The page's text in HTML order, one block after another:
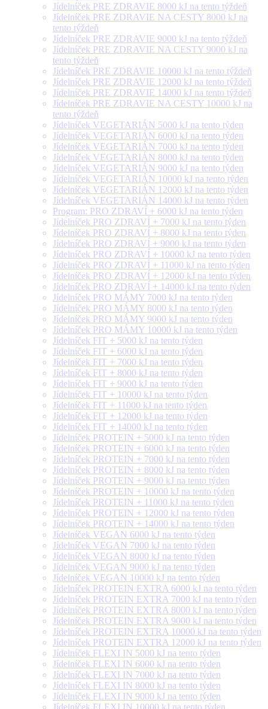
Jídelníček PRE ZDRAVIE 8000 kJ na tento týždeň
Jídelníček PRE ZDRAVIE NA CESTY 8000 kJ na
tento týždeň
Jídelníček PRE ZDRAVIE 9000 kJ na tento týždeň
Jídelníček PRE ZDRAVIE NA CESTY 9000 kJ na
tento týždeň
Jídelníček PRE ZDRAVIE 10000 kJ na tento týždeň
Jídelníček PRE ZDRAVIE 12000 kJ na tento týždeň
Jídelníček PRE ZDRAVIE 14000 kJ na tento týždeň
Jídelníček PRE ZDRAVIE NA CESTY 10000 kJ na
tento týždeň
Jídelníček VEGETARIÁN 5000 kJ na tento týden
Jídelníček VEGETARIÁN 6000 kJ na tento týden
Jídelníček VEGETARIÁN 7000 kJ na tento týden
Jídelníček VEGETARIÁN 8000 kJ na tento týden
Jídelníček VEGETARIÁN 9000 kJ na tento týden
Jídelníček VEGETARIÁN 10000 kJ na tento týden
Jídelníček VEGETARIÁN 12000 kJ na tento týden
Jídelníček VEGETARIÁN 14000 kJ na tento týden
Program: PRO ZDRAVÍ + 6000 kJ na tento týden
Jídelníček PRO ZDRAVÍ + 7000 kJ na tento týden
Jídelníček PRO ZDRAVÍ + 8000 kJ na tento týden
Jídelníček PRO ZDRAVÍ + 9000 kJ na tento týden
Jídelníček PRO ZDRAVÍ + 10000 kJ na tento týden
Jídelníček PRO ZDRAVÍ + 11000 kJ na tento týden
Jídelníček PRO ZDRAVÍ + 12000 kJ na tento týden
Jídelníček PRO ZDRAVÍ + 14000 kJ na tento týden
Jídelníček PRO MÁMY 7000 kJ na tento týden
Jídelníček PRO MÁMY 8000 kJ na tento týden
Jídelníček PRO MÁMY 9000 kJ na tento týden
Jídelníček PRO MÁMY 10000 kJ na tento týden
Jídelníček FIT + 5000 kJ na tento týden
Jídelníček FIT + 6000 kJ na tento týden
Jídelníček FIT + 7000 kJ na tento týden
Jídelníček FIT + 8000 kJ na tento týden
Jídelníček FIT + 9000 kJ na tento týden
Jídelníček FIT + 10000 kJ na tento týden
Jídelníček FIT + 11000 kJ na tento týden
Jídelníček FIT + 12000 kJ na tento týden
Jídelníček FIT + 14000 kJ na tento týden
Jídelníček PROTEIN + 5000 kJ na tento týden
Jídelníček PROTEIN + 6000 kJ na tento týden
Jídelníček PROTEIN + 7000 kJ na tento týden
Jídelníček PROTEIN + 8000 kJ na tento týden
Jídelníček PROTEIN + 9000 kJ na tento týden
Jídelníček PROTEIN + 10000 kJ na tento týden
Jídelníček PROTEIN + 11000 kJ na tento týden
Jídelníček PROTEIN + 12000 kJ na tento týden
Jídelníček PROTEIN + 14000 kJ na tento týden
Jídelníček VEGAN 6000 kJ na tento týden
Jídelníček VEGAN 7000 kJ na tento týden
Jídelníček VEGAN 8000 kJ na tento týden
Jídelníček VEGAN 9000 kJ na tento týden
Jídelníček VEGAN 10000 kJ na tento týden
Jídelníček PROTEIN EXTRA 6000 kJ na tento týden
Jídelníček PROTEIN EXTRA 7000 kJ na tento týden
Jídelníček PROTEIN EXTRA 8000 kJ na tento týden
Jídelníček PROTEIN EXTRA 9000 kJ na tento týden
Jídelníček PROTEIN EXTRA 10000 kJ na tento týden
Jídelníček PROTEIN EXTRA 12000 kJ na tento týden
Jídelníček FLEXI IN 5000 kJ na tento týden
Jídelníček FLEXI IN 6000 kJ na tento týden
Jídelníček FLEXI IN 7000 kJ na tento týden
Jídelníček FLEXI IN 8000 kJ na tento týden
Jídelníček FLEXI IN 9000 kJ na tento týden
Jídelníček FLEXI IN 10000 kJ na tento týden